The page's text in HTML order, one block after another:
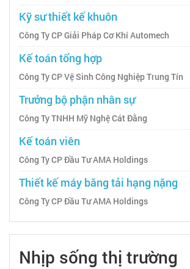
Kỹ sư thiết kế khuôn
Công Ty CP Giải Pháp Cơ Khí Automech
Kế toán tổng hợp
Công Ty CP Vệ Sinh Công Nghiệp Trung Tín
Trưởng bộ phận nhân sự
Công Ty TNHH Mỹ Nghệ Cát Đằng
Kế toán viên
Công Ty CP Đầu Tư AMA Holdings
Thiết kế máy băng tải hạng nặng
Công Ty CP Đầu Tư AMA Holdings
Nhịp sống thị trường